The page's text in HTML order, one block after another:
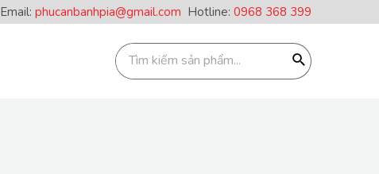
Email: phucanbanhpia@gmail.com Hotline: 0968 368 399